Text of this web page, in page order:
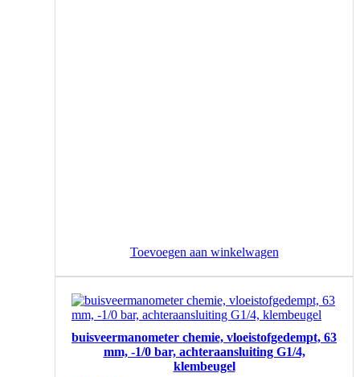
Toevoegen aan winkelwagen
buisveermanometer chemie, vloeistofgedempt, 63
mm, -1/0 bar, achteraansluiting G1/4,
klembeugel